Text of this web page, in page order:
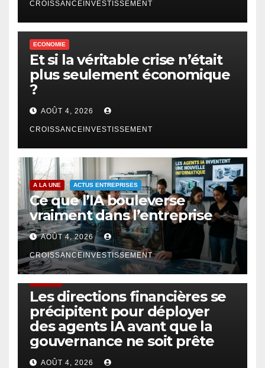
CROISSANCEINVESTISSEMENT
ECONOMIE
Et si la véritable crise n’était
plus seulement économique
?
AOÛT 4, 2026
CROISSANCEINVESTISSEMENT
A LA UNE ACTUS ENTREPRISES
Ce que l’IA bouleverse
vraiment dans l’entreprise
AOÛT 4, 2026
CROISSANCEINVESTISSEMENT
Les directions financières se
précipitent pour déployer
des agents IA avant que la
gouvernance ne soit prête
AOÛT 4, 2026